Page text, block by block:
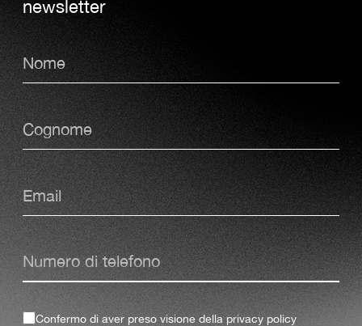
newsletter
Confermo di aver preso visione della privacy policy